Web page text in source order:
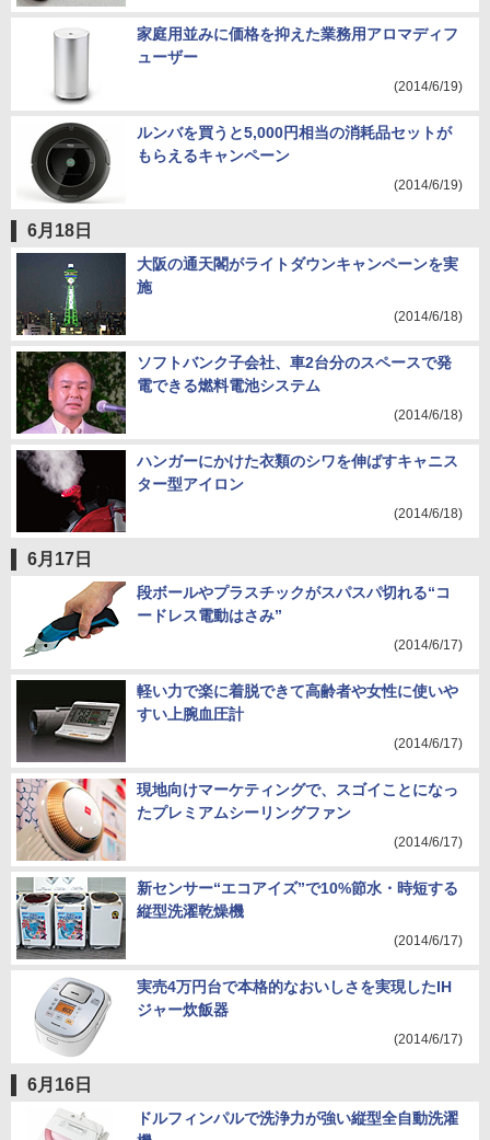
家庭用並みに価格を抑えた業務用アロマディフ
ューザー
(2014/6/19)
ルンバを買うと5,000円相当の消耗品セットが
もらえるキャンペーン
(2014/6/19)
6月18日
大阪の通天閣がライトダウンキャンペーンを実
施
(2014/6/18)
ソフトバンク子会社、車2台分のスペースで発
電できる燃料電池システム
(2014/6/18)
ハンガーにかけた衣類のシワを伸ばすキャニス
ター型アイロン
(2014/6/18)
6月17日
段ボールやプラスチックがスパスパ切れる“コ
ードレス電動はさみ”
(2014/6/17)
軽い力で楽に着脱できて高齢者や女性に使いや
すい上腕血圧計
(2014/6/17)
現地向けマーケティングで、スゴイことになっ
たプレミアムシーリングファン
(2014/6/17)
新センサー“エコアイズ”で10%節水・時短する
縦型洗濯乾燥機
(2014/6/17)
実売4万円台で本格的なおいしさを実現したIH
ジャー炊飯器
(2014/6/17)
6月16日
ドルフィンパルで洗浄力が強い縦型全自動洗濯